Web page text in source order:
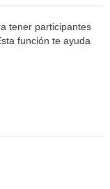
tener participantes
función te ayuda